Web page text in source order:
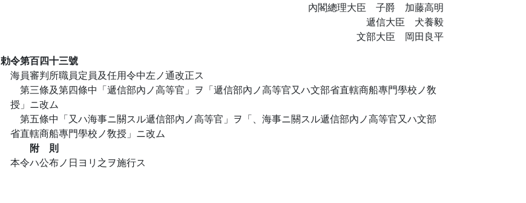
內閣總理大臣 子爵 加藤高明
遞信大臣 犬養毅
文部大臣 岡田良平
勅令第百四十三號
海員審判所職員定員及任用令中左ノ通改正ス
第三條及第四條中「遞信部內ノ高等官」ヲ「遞信部內ノ高等官又ハ文部省直轄商船專門學校ノ敎
授」ニ改ム
第五條中「又ハ海事ニ關スル遞信部內ノ高等官」ヲ「、海事ニ關スル遞信部內ノ高等官又ハ文部
省直轄商船專門學校ノ敎授」ニ改ム
附 則
本令ハ公布ノ日ヨリ之ヲ施行ス